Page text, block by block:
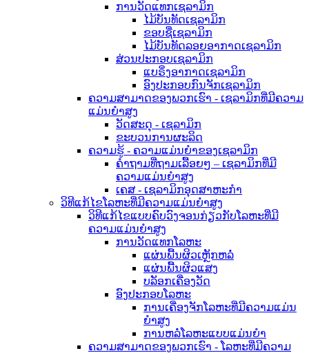
ການວັດແທກເຊລາມິກ
ໄມ້ບັນທັດເຊລາມິກ
ຂອບຊື່ເຊລາມິກ
ໄມ້ບັນທັດລອຍອາກາດເຊລາມິກ
ສ່ວນປະກອບເຊລາມິກ
ແບຣິ່ງອາກາດເຊລາມິກ
ອົງປະກອບກົນຈັກເຊລາມິກ
ຄວາມສາມາດຂອງພວກເຮົາ - ເຊລາມິກທີ່ມີຄວາມ
ແມ່ນຍໍາສູງ
ວັດສະດຸ - ເຊລາມິກ
ຂະບວນການຜະລິດ
ຄວາມຮູ້ - ຄວາມແມ່ນຍຳຂອງເຊລາມິກ
ຄຳຖາມທີ່ຖາມເລື້ອຍໆ – ເຊລາມິກທີ່ມີ
ຄວາມແມ່ນຍຳສູງ
ເຄສ - ເຊລາມິກອຸດສາຫະກຳ
ວິທີແກ້ໄຂໂລຫະທີ່ມີຄວາມແມ່ນຍໍາສູງ
ວິທີແກ້ໄຂແບບຄົບວົງຈອນກ່ຽວກັບໂລຫະທີ່ມີ
ຄວາມແມ່ນຍໍາສູງ
ການວັດແທກໂລຫະ
ແຜ່ນພື້ນຜິວເຫຼັກຫລໍ່
ແຜ່ນພື້ນຜິວແສງ
ບລັອກເຄື່ອງວັດ
ອົງປະກອບໂລຫະ
ການເຄື່ອງຈັກໂລຫະທີ່ມີຄວາມແມ່ນ
ຍໍາສູງ
ການຫລໍ່ໂລຫະແບບແມ່ນຍໍາ
ຄວາມສາມາດຂອງພວກເຮົາ - ໂລຫະທີ່ມີຄວາມ